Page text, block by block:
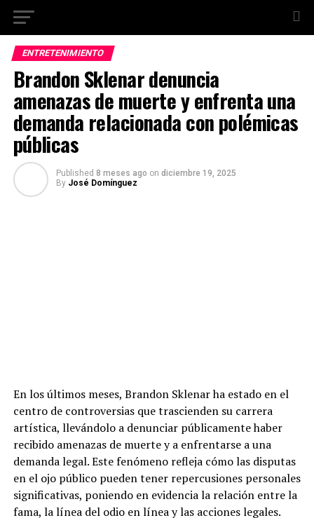
ENTRETENIMIENTO
Brandon Sklenar denuncia
amenazas de muerte y enfrenta una
demanda relacionada con polémicas
públicas
Published 8 meses ago on diciembre 19, 2025
By José Domínguez
En los últimos meses, Brandon Sklenar ha estado en el
centro de controversias que trascienden su carrera
artística, llevándolo a denunciar públicamente haber
recibido amenazas de muerte y a enfrentarse a una
demanda legal. Este fenómeno refleja cómo las disputas
en el ojo público pueden tener repercusiones personales
significativas, poniendo en evidencia la relación entre la
fama, la línea del odio en línea y las acciones legales.